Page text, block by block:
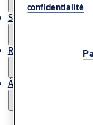
Service
Reportages
À propos de nous
confidentialité